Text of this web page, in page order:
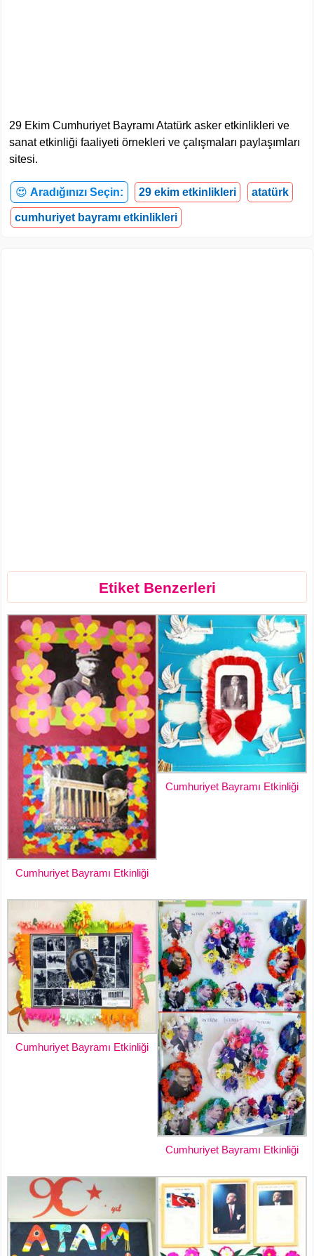
29 Ekim Cumhuriyet Bayramı Atatürk asker etkinlikleri ve
sanat etkinliği faaliyeti örnekleri ve çalışmaları paylaşımları
sitesi.
😍 Aradığınızı Seçin: 29 ekim etkinlikleri atatürk
cumhuriyet bayramı etkinlikleri
Etiket Benzerleri
Cumhuriyet Bayramı Etkinliği
Cumhuriyet Bayramı Etkinliği
Cumhuriyet Bayramı Etkinliği
Cumhuriyet Bayramı Etkinliği